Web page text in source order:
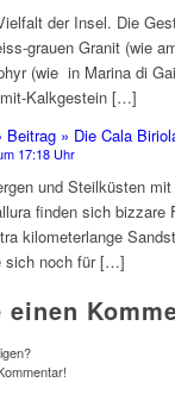
der Insel. Die
grauen Granit (wie
(wie in Marina di
Kalkgestein […]
» Die Cala
17:18 Uhr
und Steilküsten mit
finden sich bizzare
kilometerlange
sich noch für […]